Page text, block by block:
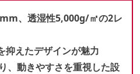
、透湿性5,000g/㎡の2レ
えたデザインが魅力
、動きやすさを重視した設